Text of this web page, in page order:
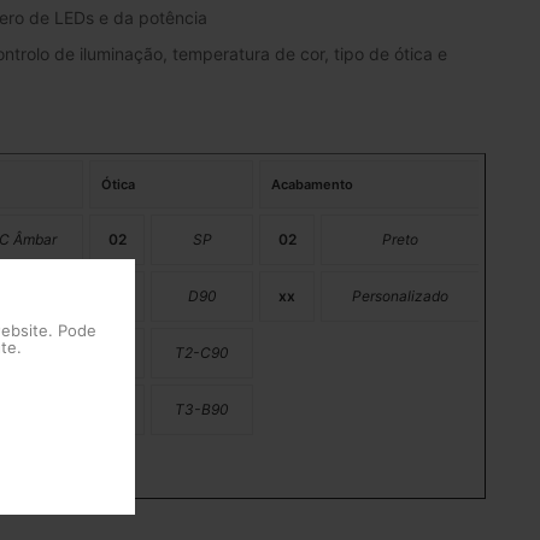
de LEDs e da potência
de iluminação, temperatura de cor, tipo de ótica e
Ótica Acabamento
Âmbar 02 SP 02 Preto
D90 xx Personalizado
2700K T2-C90
T3-B90
Pode